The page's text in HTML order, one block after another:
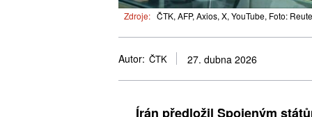
Zdroje: ČTK, AFP, Axios, X, YouTube, Foto:
Autor: ČTK 27. dubna 2026
Írán předložil Spojeným